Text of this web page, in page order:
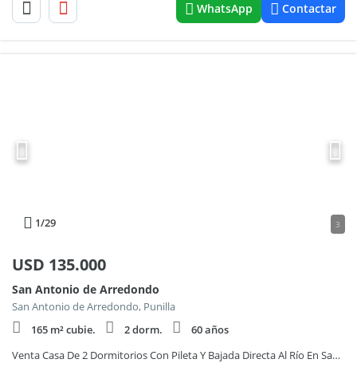
WhatsApp Contactar
1/29 3
USD 135.000
San Antonio de Arredondo
San Antonio de Arredondo, Punilla
165 m² cubie.
2 dorm.
60 años
Venta Casa De 2 Dormitorios Con Pileta Y Bajada Directa Al Río En San Antonio De Arredondo